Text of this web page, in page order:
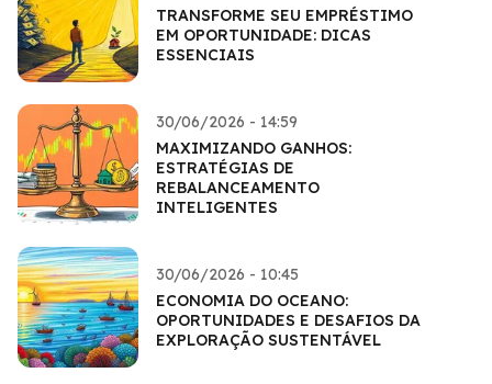
TRANSFORME SEU EMPRÉSTIMO
EM OPORTUNIDADE: DICAS
ESSENCIAIS
30/06/2026 - 14:59
MAXIMIZANDO GANHOS:
ESTRATÉGIAS DE
REBALANCEAMENTO
INTELIGENTES
30/06/2026 - 10:45
ECONOMIA DO OCEANO:
OPORTUNIDADES E DESAFIOS DA
EXPLORAÇÃO SUSTENTÁVEL